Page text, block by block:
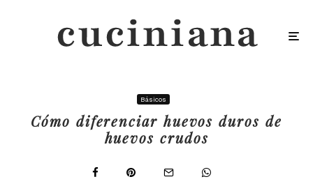
Básicos
Cómo diferenciar huevos duros de
huevos crudos